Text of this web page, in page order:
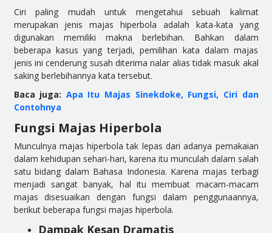
Ciri paling mudah untuk mengetahui sebuah kalimat
merupakan jenis majas hiperbola adalah kata-kata yang
digunakan memiliki makna berlebihan. Bahkan dalam
beberapa kasus yang terjadi, pemilihan kata dalam majas
jenis ini cenderung susah diterima nalar alias tidak masuk akal
saking berlebihannya kata tersebut.
Baca juga: Apa Itu Majas Sinekdoke, Fungsi, Ciri dan
Contohnya
Fungsi Majas Hiperbola
Munculnya majas hiperbola tak lepas dari adanya pemakaian
dalam kehidupan sehari-hari, karena itu munculah dalam salah
satu bidang dalam Bahasa Indonesia. Karena majas terbagi
menjadi sangat banyak, hal itu membuat macam-macam
majas disesuaikan dengan fungsi dalam penggunaannya,
berikut beberapa fungsi majas hiperbola.
Dampak Kesan Dramatis